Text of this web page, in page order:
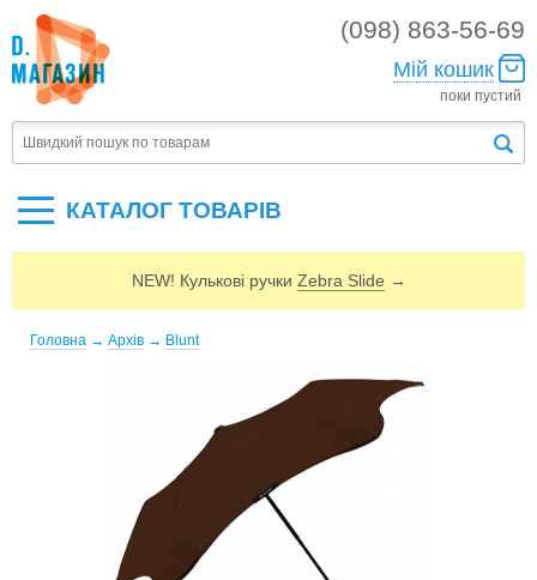
(098) 863-56-69
Мій кошик
поки пустий
КАТАЛОГ ТОВАРIВ
NEW! Кулькові ручки Zebra Slide →
Головна → Архів → Blunt